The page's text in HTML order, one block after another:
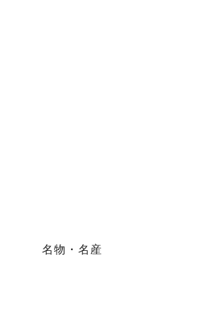
名物・名産